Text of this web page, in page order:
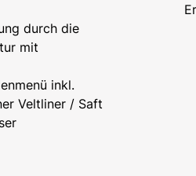
durch die
mit
inkl.
Veltliner / Saft